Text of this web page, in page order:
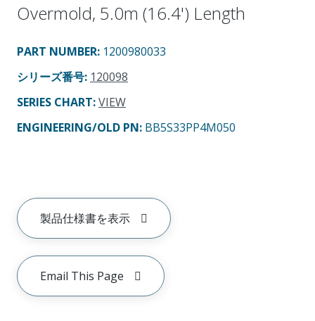
Overmold, 5.0m (16.4') Length
PART NUMBER: 1200980033
シリーズ番号: 120098
SERIES CHART:VIEW
ENGINEERING/OLD PN: BB5S33PP4M050
製品仕様書を表示
Email This Page